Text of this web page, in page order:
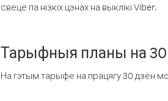
свеце па нізкіх цэнах на выклікі Viber.
Тарыфныя планы на 30
На гэтым тарыфе на працягу 30 дзён